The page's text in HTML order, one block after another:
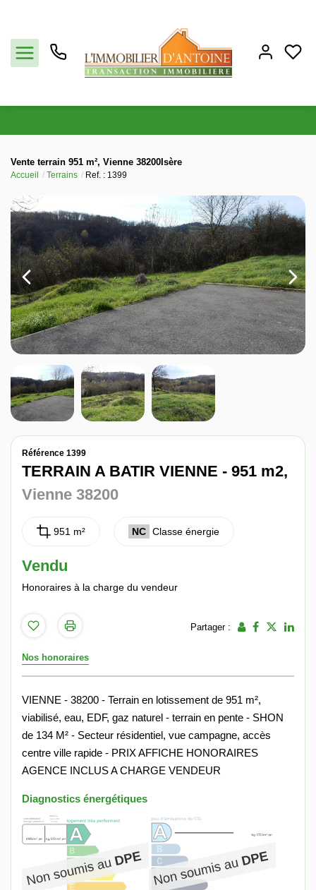
Vendre
Estimation
Notre agence
Partenaires
Nos avis
Contact
Vente terrain 951 m², Vienne 38200Isère
Accueil Terrains Ref. : 1399
Référence 1399
TERRAIN A BATIR VIENNE - 951 m2,
Vienne 38200
951 m² NC Classe énergie
Vendu
Honoraires à la charge du vendeur
Partager :
Nos honoraires
VIENNE - 38200 - Terrain en lotissement de 951 m²,
viabilisé, eau, EDF, gaz naturel - terrain en pente - SHON
de 134 M² - Secteur résidentiel, vue campagne, accès
centre ville rapide - PRIX AFFICHE HONORAIRES
AGENCE INCLUS A CHARGE VENDEUR
Diagnostics énergétiques